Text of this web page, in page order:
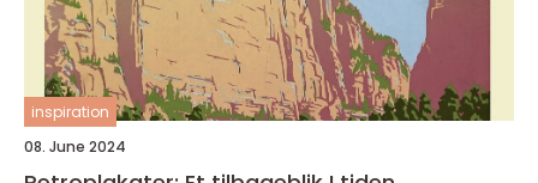
inspiration
08. June 2024